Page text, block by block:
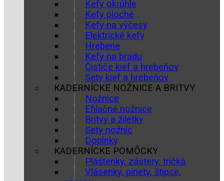
Kefy okrúhle
Kefy ploché
Kefy na výčesy
Elektrické kefy
Hrebene
Kefy na bradu
Čističe kief a hrebeňov
Sety kief a hrebeňov
KADERNÍCKE NOŽNICE A BRITVY
Nožnice
Efilačné nožnice
Britvy a žiletky
Sety nožníc
Doplnky
KADERNÍCKE POMÔCKY
Pláštenky, zástery, tričká
Vlásenky, pinety, štipce,